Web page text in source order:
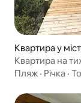
Квартира у
Квартира на
Пляж · Річка ·